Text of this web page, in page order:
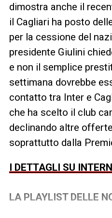
dimostra anche il
il Cagliari ha posto
per la cessione del
presidente Giulini
e non il semplice
settimana dovrebbe
contatto tra Inter e
che ha scelto il club
declinando altre
soprattutto dalla
I DETTAGLI SU
LA PLAYLIST DELLE